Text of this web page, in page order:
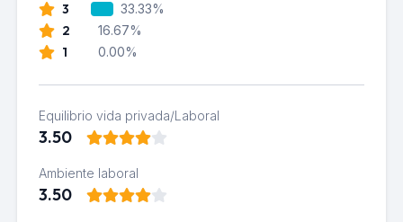
3 33.33%
2 16.67%
1 0.00%
Equilibrio vida privada/Laboral
3.50
Ambiente laboral
3.50